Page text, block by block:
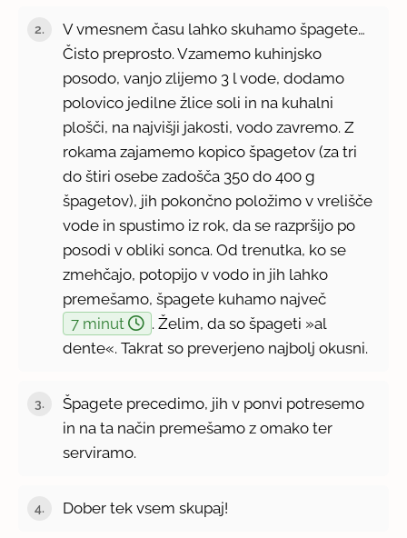
V vmesnem času lahko skuhamo špagete…
Čisto preprosto. Vzamemo kuhinjsko
posodo, vanjo zlijemo 3 l vode, dodamo
polovico jedilne žlice soli in na kuhalni
plošči, na najvišji jakosti, vodo zavremo. Z
rokama zajamemo kopico špagetov (za tri
do štiri osebe zadošča 350 do 400 g
špagetov), jih pokončno položimo v vrelišče
vode in spustimo iz rok, da se razpršijo po
posodi v obliki sonca. Od trenutka, ko se
zmehčajo, potopijo v vodo in jih lahko
premešamo, špagete kuhamo največ
7 minut
. Želim, da so špageti »al
dente«. Takrat so preverjeno najbolj okusni.
Špagete precedimo, jih v ponvi potresemo
in na ta način premešamo z omako ter
serviramo.
Dober tek vsem skupaj!